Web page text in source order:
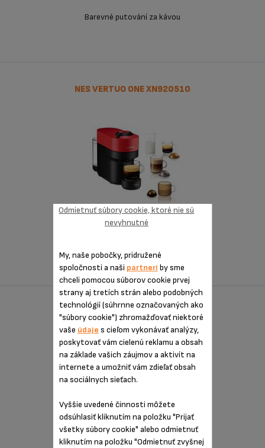
Barevné putování za kávou
NES VERTUO ONE XN920510
NES VERTUO ONE XN920110
My, naše pobočky, pridružené
spoločnosti a naši partneri by sme
chceli pomocou súborov cookie prvej
strany aj tretích strán alebo podobných
technológií (súhrnne označovaných ako
"súbory cookie") zhromažďovať niektoré
vaše údaje s cieľom vykonávať analýzy,
poskytovať vám cielenú reklamu a obsah
na základe vašich záujmov a aktivít na
internete a umožniť vám zdieľať obsah
na sociálnych sieťach.
Vyššie uvedené činnosti môžete
odsúhlasiť kliknutím na položku "Prijať
všetky súbory cookie" alebo odmietnuť
kliknutím na položku "Odmietnuť zvyšnej
Odmietnuť súbory cookie, ktoré nie sú
nevyhnutné